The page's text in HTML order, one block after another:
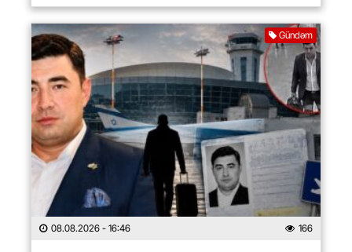
Gündəm
08.08.2026 - 16:46 166